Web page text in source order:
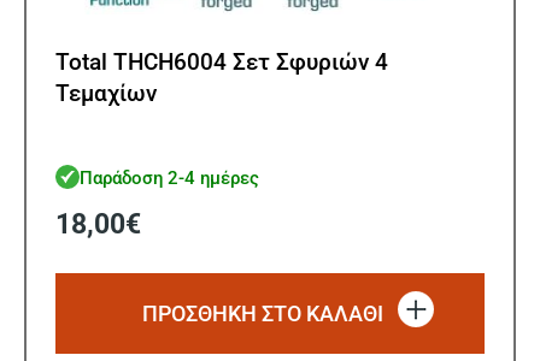
Total THCH6004 Σετ Σφυριών 4
Τεμαχίων
Παράδοση 2-4 ημέρες
18,00€
ΠΡΟΣΘΗΚΗ ΣΤΟ ΚΑΛΑΘΙ